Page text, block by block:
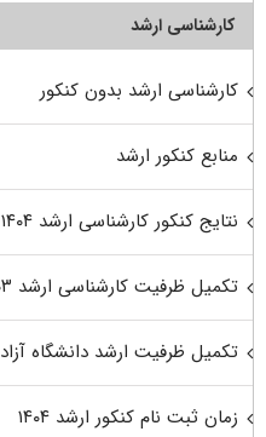
کارشناسی ارشد
کارشناسی ارشد بدون کنکور
منابع کنکور ارشد
نتایج کنکور کارشناسی ارشد ۱۴۰۴
تکمیل ظرفیت کارشناسی ارشد ۱۴۰۳
تکمیل ظرفیت ارشد دانشگاه آزاد ۱۴۰۳
زمان ثبت نام کنکور ارشد ۱۴۰۴